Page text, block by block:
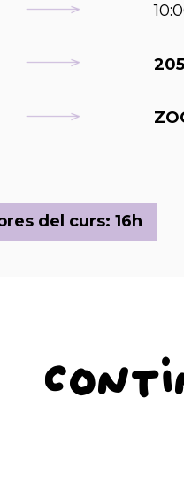
del curs: 16h